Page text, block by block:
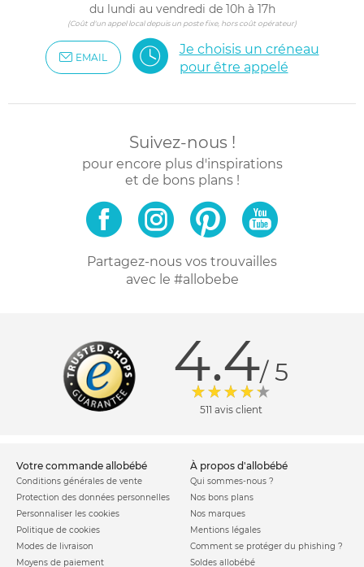
du lundi au vendredi de 10h à 17h
(Coût d'un appel local depuis un poste fixe, hors coût opérateur)
EMAIL
Je choisis un créneau
pour être appelé
Suivez-nous !
pour encore plus d'inspirations
et de bons plans !
Partagez-nous vos trouvailles
avec le #allobebe
4.4/ 5
511 avis client
votre commande allobébé
Conditions générales de vente
Protection des données personnelles
Personnaliser les cookies
Politique de cookies
Modes de livraison
Moyens de paiement
à propos d'allobébé
Qui sommes-nous ?
Nos bons plans
Nos marques
Mentions légales
Comment se protéger du phishing ?
Soldes allobébé